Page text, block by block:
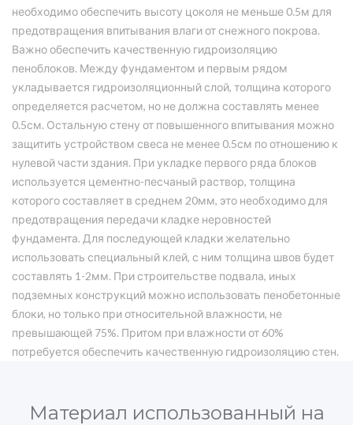
необходимо обеспечить высоту цоколя не меньше 0.5м для
предотвращения впитывания влаги от снежного покрова.
Важно обеспечить качественную гидроизоляцию
пеноблоков. Между фундаментом и первым рядом
укладывается гидроизоляционный слой, толщина которого
определяется расчетом, но не должна составлять менее
0.5см. Остальную стену от повышенного впитывания можно
защитить устройством свеса не менее 0.5см по отношению к
нулевой части здания. При укладке первого ряда блоков
используется цементно-песчаный раствор, толщина
которого составляет в среднем 20мм, это необходимо для
предотвращения передачи кладке неровностей
фундамента. Для последующей кладки желательно
использовать специальный клей, с ним толщина швов будет
составлять 1-2мм. При строительстве подвала, иных
подземных конструкций можно использовать пенобетонные
блоки, но только при относительной влажности, не
превышающей 75%. Притом при влажности от 60%
потребуется обеспечить качественную гидроизоляцию стен.
Материал использованный на